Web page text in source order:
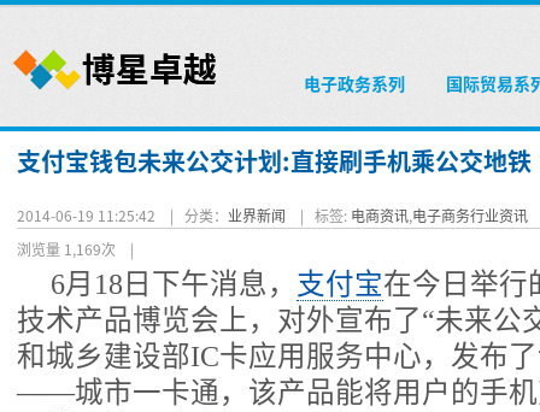
电子政务系列 国际贸易系
支付宝钱包未来公交计划:直接刷手机乘公交地铁
2014-06-19 11:25:42 | 分类： 业界新闻 | 标签: 电商资讯,电子商务行业资讯
浏览量 1,169次 |
6月18日下午消息， 支付宝在今日举行
技术产品博览会上，对外宣布了“未来公
和城乡建设部IC卡应用服务中心，发布
——城市一卡通，该产品能将用户的手机